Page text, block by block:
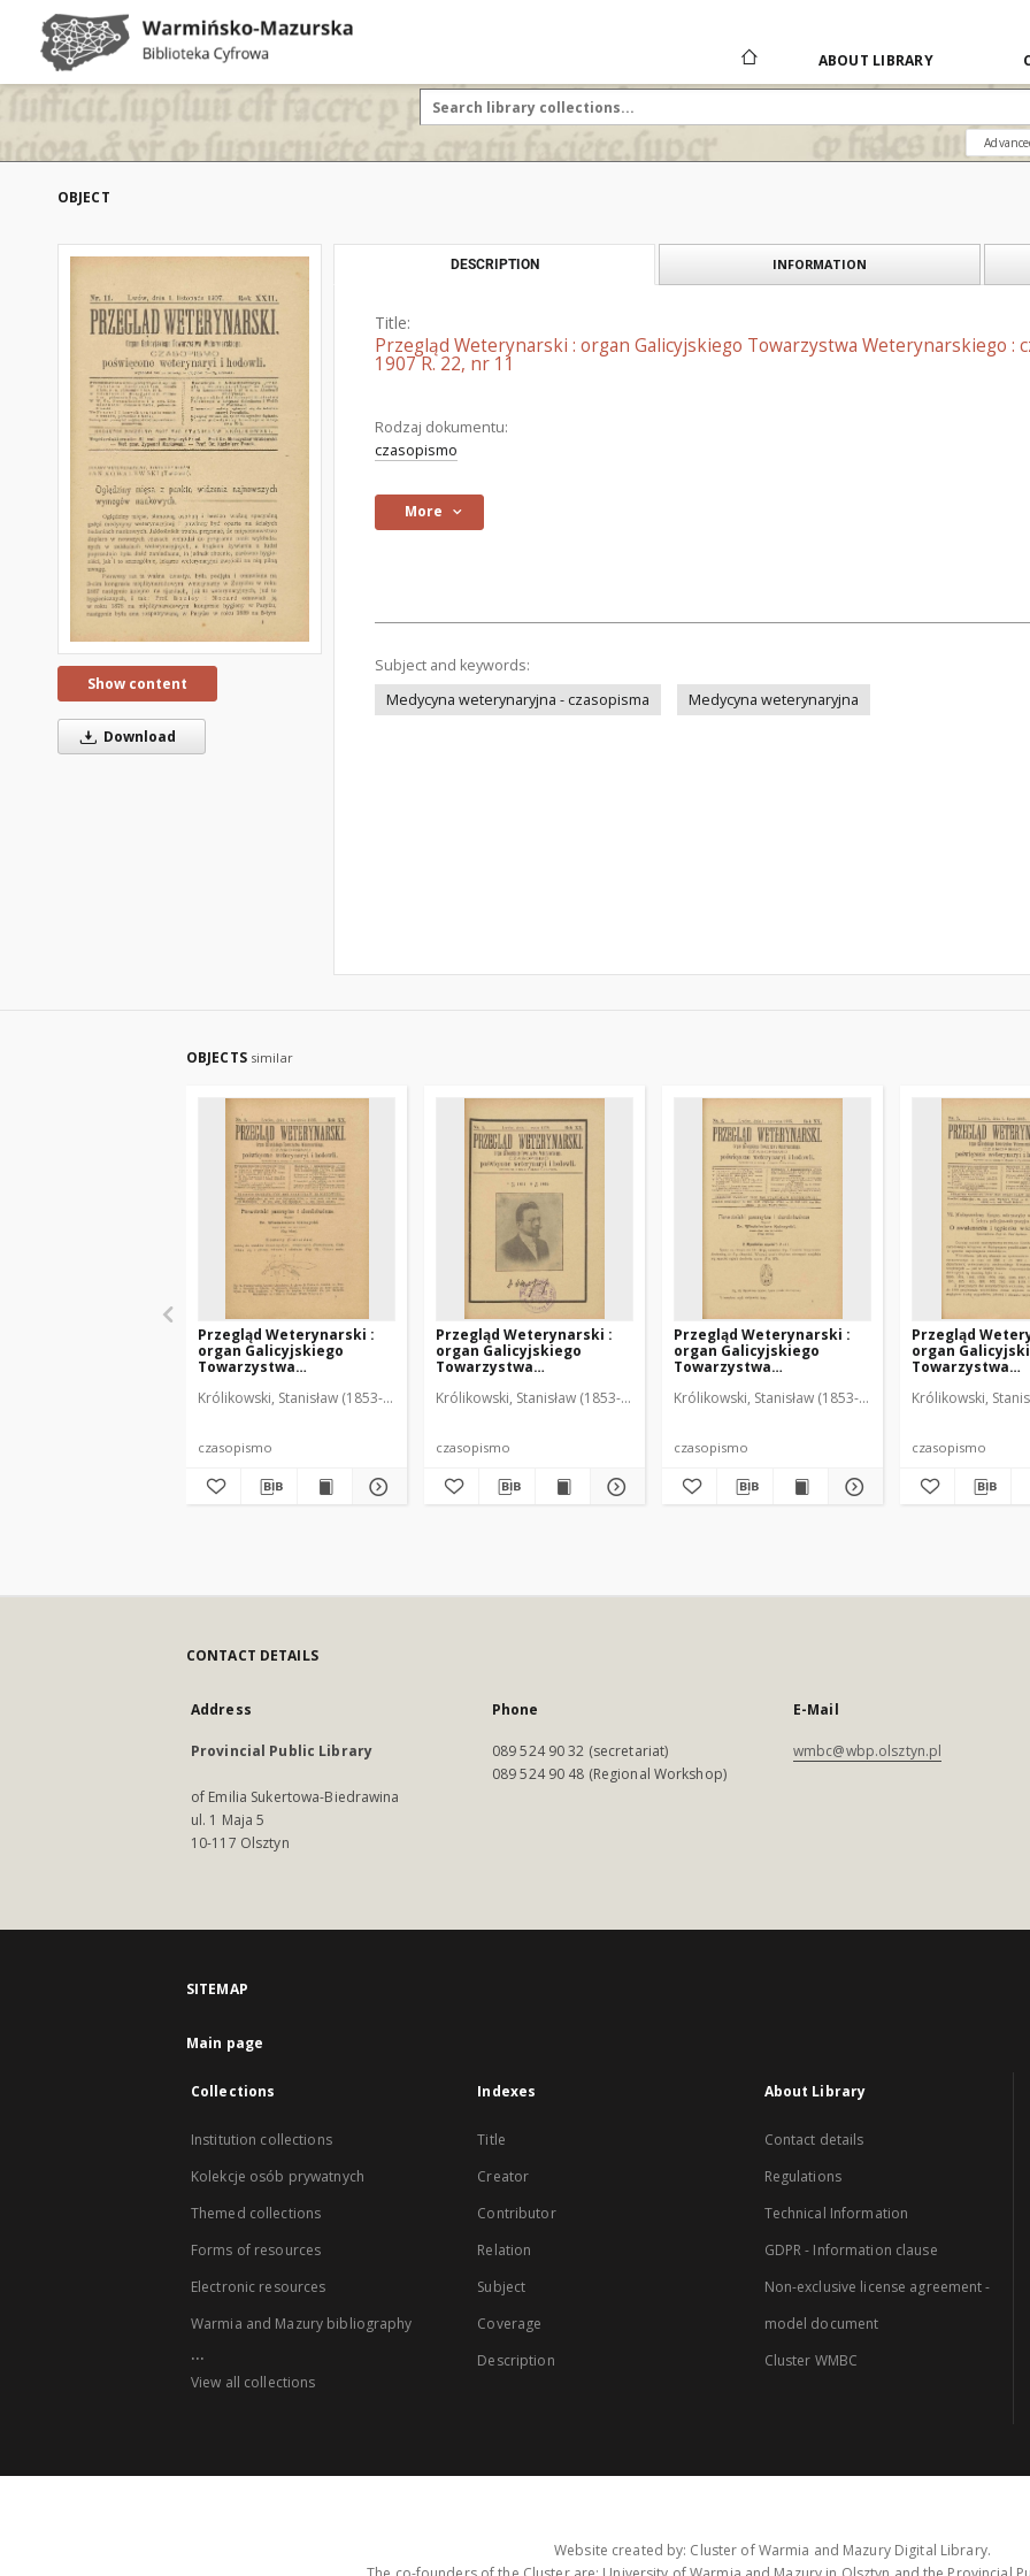
ABOUT LIBRARY
OBJECT
Show content
Download
DESCRIPTION INFORMATION
Title:
Przegląd Weterynarski : organ Galicyjskiego Towarzystwa Weterynarskiego :
1907 R. 22, nr 11
Rodzaj dokumentu:
czasopismo
More
Subject and keywords:
Medycyna weterynaryjna - czasopisma
Medycyna weterynaryjna
OBJECTS similar
Przegląd Weterynarski :
organ Galicyjskiego
Towarzystwa
czasopismo poświęcone
Królikowski, Stanisław (1853-1924). Red.
czasopismo
Przegląd Weterynarski :
organ Galicyjskiego
Towarzystwa
czasopismo poświęcone
Królikowski, Stanisław (1853-1924). Red.
czasopismo
Przegląd Weterynarski :
organ Galicyjskiego
Towarzystwa
czasopismo poświęcone
Królikowski, Stanisław (1853-1924). Red.
czasopismo
Przegląd
organ
Towarzystwa
czasopismo
Królikowski,
czasopismo
CONTACT DETAILS
Address
Provincial Public Library
of Emilia Sukertowa-Biedrawina
ul. 1 Maja 5
10-117 Olsztyn
Phone
089 524 90 32 (secretariat)
089 524 90 48 (Regional Workshop)
E-Mail
wmbc@wbp.olsztyn.pl
SITEMAP
Main page
Collections
Institution collections
Kolekcje osób prywatnych
Themed collections
Forms of resources
Electronic resources
Warmia and Mazury bibliography
...
View all collections
Indexes
Title
Creator
Contributor
Relation
Subject
Coverage
Description
About Library
Contact details
Regulations
Technical Information
GDPR - Information clause
Non-exclusive license agreement -
model document
Cluster WMBC
Website created by: Cluster of Warmia and Mazury Digital Library.